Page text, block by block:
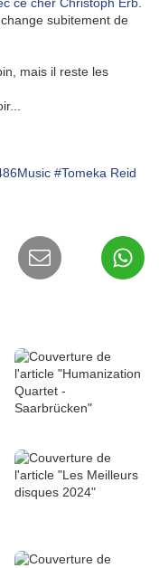
subitement de
mais il reste les
#Tomeka Reid